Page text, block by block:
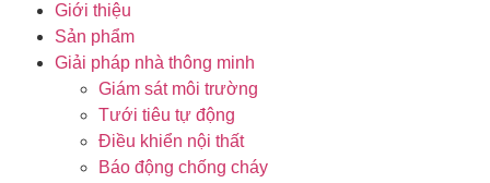
Giới thiệu
Sản phẩm
Giải pháp nhà thông minh
Giám sát môi trường
Tưới tiêu tự động
Điều khiển nội thất
Báo động chống cháy